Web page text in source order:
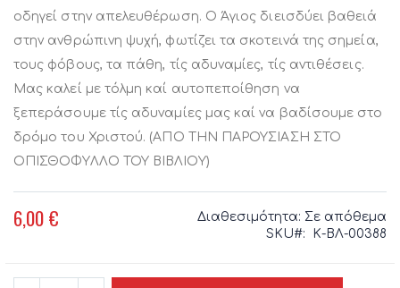
οδηγεί στην απελευθέρωση. Ο Άγιος διεισδύει βαθειά
στην ανθρώπινη ψυχή, φωτίζει τα σκοτεινά της σημεία,
τους φόβους, τα πάθη, τίς αδυναμίες, τίς αντιθέσεις.
Μας καλεί με τόλμη καί αυτοπεποίθηση να
ξεπεράσουμε τίς αδυναμίες μας καί να βαδίσουμε στο
δρόμο του Χριστού. (ΑΠΟ ΤΗΝ ΠΑΡΟΥΣΙΑΣΗ ΣΤΟ
ΟΠΙΣΘΟΦΥΛΛΟ ΤΟΥ ΒΙΒΛΙΟΥ)
6,00 € Διαθεσιμότητα: Σε απόθεμα
SKU
Κ-ΒΛ-00388